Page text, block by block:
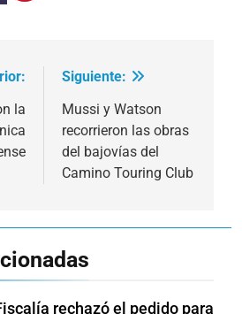
la
Siguiente:
Mussi y Watson
recorrieron las obras
del bajovías del
Camino Touring Club
rechazó el pedido para